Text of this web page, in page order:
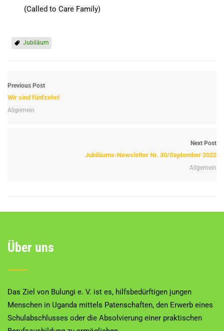
(Called to Care Family)
Jubiläum
Previous Post
Wir sind fünfzehn!
Allgemein
Next Post
Jubiläums-Newsletter Nr. 30/September 2022
Allgemein
Über uns
Das Ziel von Bulungi e. V. ist es, hilfsbedürftigen jungen
Menschen in Uganda mittels Patenschaften, den Erwerb eines
Schulabschlusses oder die Absolvierung einer praktischen